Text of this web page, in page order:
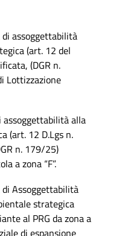
di assoggettabilità
(art. 12 del
(DGR n.
Lottizzazione
assoggettabilità alla
(art. 12 D.Lgs n.
n. 179/25)
a zona “F”.
di Assoggettabilità
strategica
al PRG da zona a
di espansione